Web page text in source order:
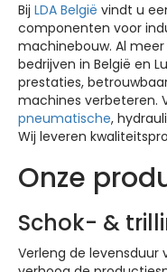
Bij LDA België vindt u
componenten voor
machinebouw. Al
bedrijven in België en
prestaties,
machines verbeteren.
pneumatische,
Wij leveren
Onze
Schok- &
Verleng de levensduur